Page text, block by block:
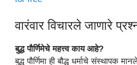
वारंवार विचारले जाणारे
बुद्ध पौर्णिमेचे महत्त्व काय आहे?
बुद्ध पौर्णिमा ही बौद्ध धर्माचे संस्थापक